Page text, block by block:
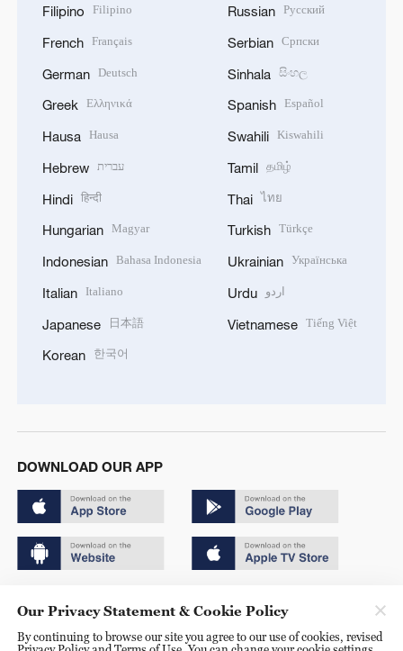
Filipino Filipino
French Français
German Deutsch
Greek Ελληνικά
Hausa Hausa
Hebrew עברית
Hindi हिन्दी
Hungarian Magyar
Indonesian Bahasa Indonesia
Italian Italiano
Japanese 日本語
Korean 한국어
Russian Русский
Serbian Српски
Sinhala සිංහල
Spanish Español
Swahili Kiswahili
Tamil தமிழ்
Thai ไทย
Turkish Türkçe
Ukrainian Українська
Urdu اردو
Vietnamese Tiếng Việt
DOWNLOAD OUR APP
京ICP备20000184号
Our Privacy Statement & Cookie Policy
By continuing to browse our site you agree to our use of cookies, revised